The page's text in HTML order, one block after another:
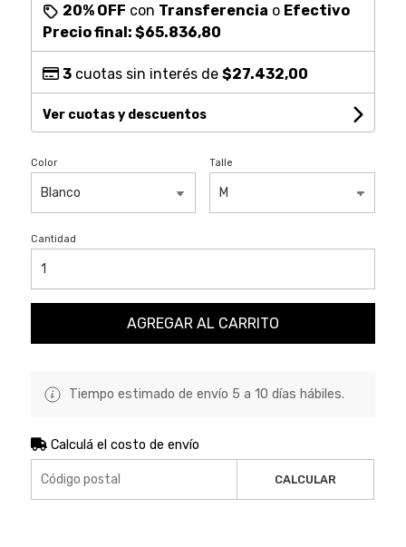
20% OFF con Transferencia o Efectivo
Precio final: $65.836,80
3cuotas sin interés de $27.432,00
Ver cuotas y descuentos
Color Talle
Cantidad
AGREGAR AL CARRITO
Tiempo estimado de envío 5 a 10 días hábiles.
Calculá el costo de envío
CALCULAR